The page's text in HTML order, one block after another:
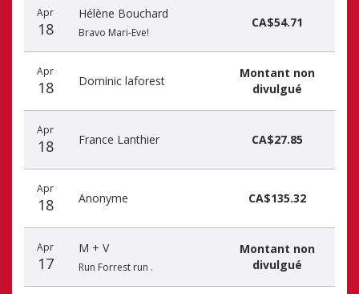
Apr
18
Hélène Bouchard
Bravo Mari-Eve!
CA$54.71
Apr
18 Dominic laforest
Montant non
divulgué
Apr
18 France Lanthier CA$27.85
Apr
18 Anonyme CA$135.32
Apr
17
M + V
Run Forrest run .
Montant non
divulgué